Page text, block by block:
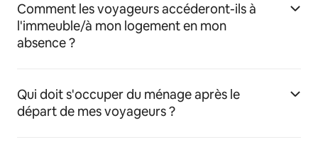
Comment les voyageurs accéderont-ils à
l'immeuble/à mon logement en mon
absence ?
Qui doit s'occuper du ménage après le
départ de mes voyageurs ?